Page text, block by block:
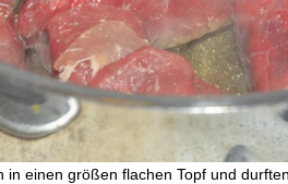
in einen größen flachen Topf und